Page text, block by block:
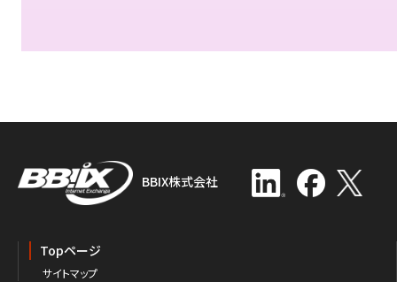
BBIX株式会社
Topページ
サイトマップ